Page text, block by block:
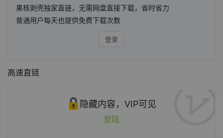
果核剥壳独家直链，无需网盘直接下载，省时省力
普通用户每天也提供免费下载次数
登录
高速直链
隐藏内容，VIP可见
登陆